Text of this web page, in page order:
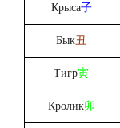
Крыса子
Бык丑
Тигр寅
Кролик卯